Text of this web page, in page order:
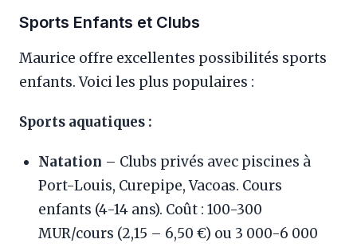
Sports Enfants et Clubs
Maurice offre excellentes possibilités sports
enfants. Voici les plus populaires :
Sports aquatiques :
Natation – Clubs privés avec piscines à
Port-Louis, Curepipe, Vacoas. Cours
enfants (4-14 ans). Coût : 100-300
MUR/cours (2,15 – 6,50 €) ou 3 000-6 000